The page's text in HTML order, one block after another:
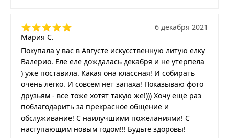
Мария С.
6 декабря 2021
Покупала у вас в Августе искусственную литую елку
Валерио. Еле еле дождалась декабря и не утерпела
) уже поставила. Какая она классная! И собирать
очень легко. И совсем нет запаха! Показываю фото
друзьям - все тоже хотят такую же!))) Хочу ещё раз
поблагодарить за прекрасное общение и
обслуживание! С наилучшими пожеланиями! С
наступающим новым годом!!! Будьте здоровы!